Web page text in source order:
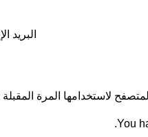
البريد
لاستخدامها المرة
You